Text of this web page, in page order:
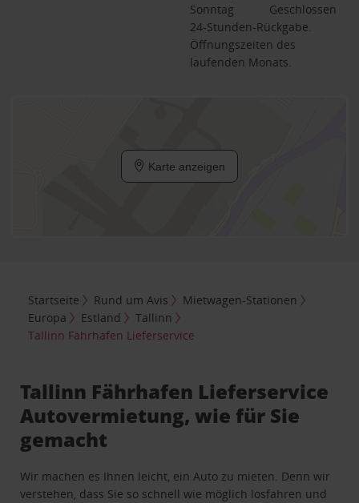
Sonntag
Geschlossen
24-Stunden-Rückgabe.
Öffnungszeiten des
laufenden Monats.
Karte anzeigen
Startseite Rund um Avis
Mietwagen-Stationen
Europa
Estland
Tallinn
Tallinn Fährhafen Lieferservice
Tallinn Fährhafen Lieferservice
Autovermietung, wie für Sie
gemacht
Wir machen es Ihnen leicht, ein Auto zu mieten. Denn wir
verstehen, dass Sie so schnell wie möglich losfahren und